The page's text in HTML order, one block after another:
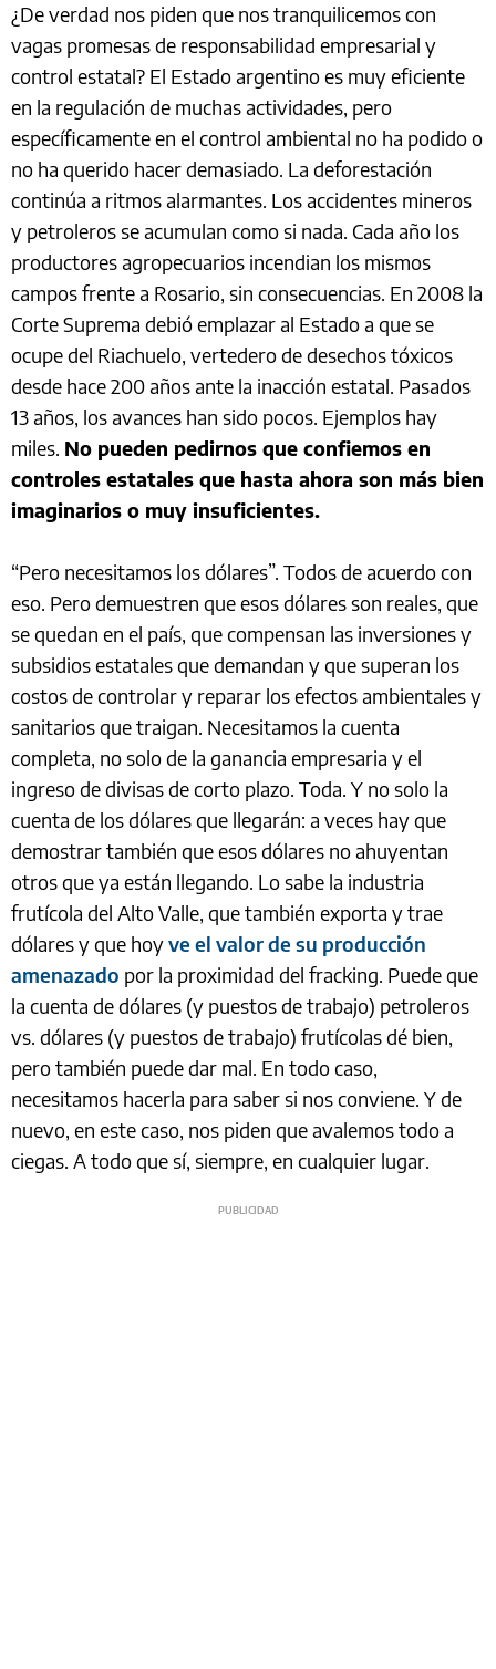
¿De verdad nos piden que nos tranquilicemos con
vagas promesas de responsabilidad empresarial y
control estatal? El Estado argentino es muy eficiente
en la regulación de muchas actividades, pero
específicamente en el control ambiental no ha podido o
no ha querido hacer demasiado. La deforestación
continúa a ritmos alarmantes. Los accidentes mineros
y petroleros se acumulan como si nada. Cada año los
productores agropecuarios incendian los mismos
campos frente a Rosario, sin consecuencias. En 2008 la
Corte Suprema debió emplazar al Estado a que se
ocupe del Riachuelo, vertedero de desechos tóxicos
desde hace 200 años ante la inacción estatal. Pasados
13 años, los avances han sido pocos. Ejemplos hay
miles. No pueden pedirnos que confiemos en
controles estatales que hasta ahora son más bien
imaginarios o muy insuficientes.
“Pero necesitamos los dólares”. Todos de acuerdo con
eso. Pero demuestren que esos dólares son reales, que
se quedan en el país, que compensan las inversiones y
subsidios estatales que demandan y que superan los
costos de controlar y reparar los efectos ambientales y
sanitarios que traigan. Necesitamos la cuenta
completa, no solo de la ganancia empresaria y el
ingreso de divisas de corto plazo. Toda. Y no solo la
cuenta de los dólares que llegarán: a veces hay que
demostrar también que esos dólares no ahuyentan
otros que ya están llegando. Lo sabe la industria
frutícola del Alto Valle, que también exporta y trae
dólares y que hoyve el valor de su producción
amenazado por la proximidad del fracking. Puede que
la cuenta de dólares (y puestos de trabajo) petroleros
vs. dólares (y puestos de trabajo) frutícolas dé bien,
pero también puede dar mal. En todo caso,
necesitamos hacerla para saber si nos conviene. Y de
nuevo, en este caso, nos piden que avalemos todo a
ciegas. A todo que sí, siempre, en cualquier lugar.